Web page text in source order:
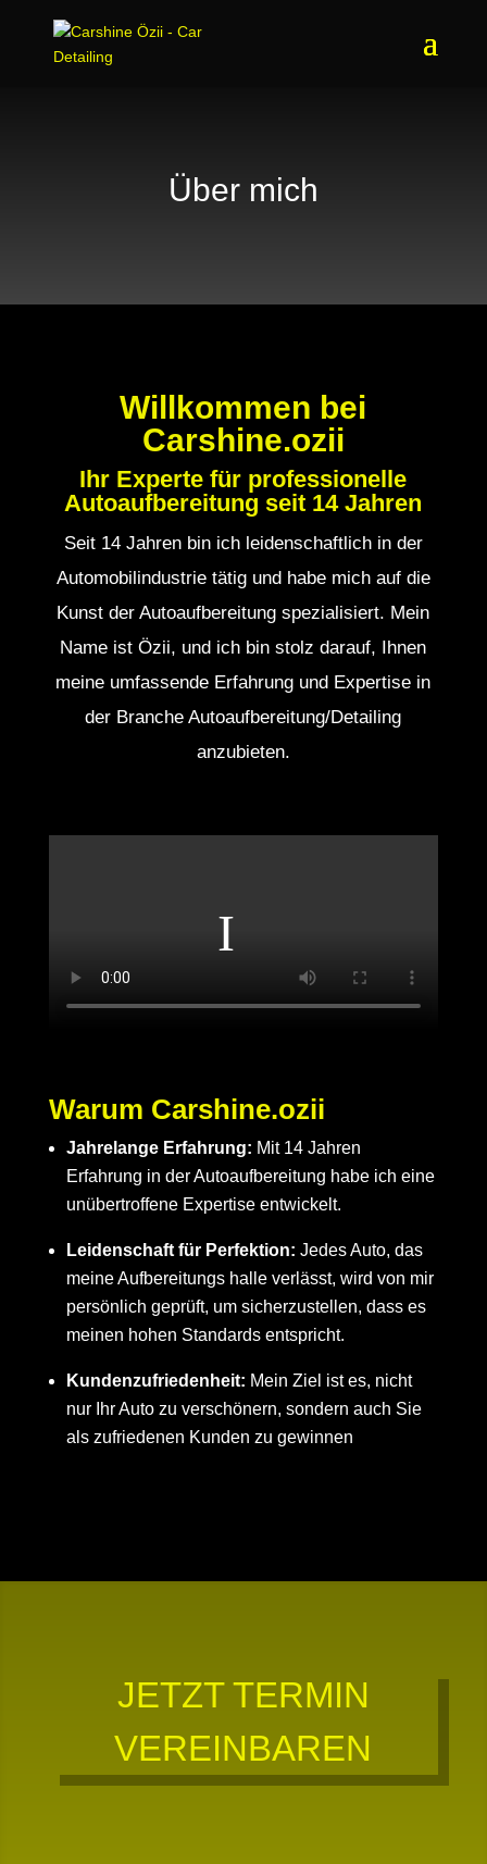
Über mich
Willkommen bei
Carshine.ozii
Ihr Experte für professionelle
Autoaufbereitung seit 14 Jahren
Seit 14 Jahren bin ich leidenschaftlich in der
Automobilindustrie tätig und habe mich auf die
Kunst der Autoaufbereitung spezialisiert. Mein
Name ist Özii, und ich bin stolz darauf, Ihnen
meine umfassende Erfahrung und Expertise in
der Branche Autoaufbereitung/Detailing
anzubieten.
Warum Carshine.ozii
Jahrelange Erfahrung: Mit 14 Jahren
Erfahrung in der Autoaufbereitung habe ich eine
unübertroffene Expertise entwickelt.
Leidenschaft für Perfektion: Jedes Auto, das
meine Aufbereitungs halle verlässt, wird von mir
persönlich geprüft, um sicherzustellen, dass es
meinen hohen Standards entspricht.
Kundenzufriedenheit: Mein Ziel ist es, nicht
nur Ihr Auto zu verschönern, sondern auch Sie
als zufriedenen Kunden zu gewinnen
JETZT TERMIN
VEREINBAREN